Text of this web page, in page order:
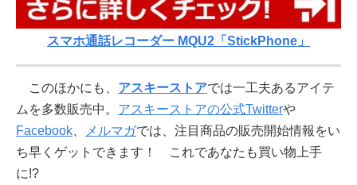
スマホ通話レコーダー MQU2「StickPhone」
このほかにも、 アスキーストアでは一工夫あるアイテ
ムを多数販売中。 アスキーストアの公式Twitterや
Facebook
メルマガでは、注目商品の販売開始情報をい
ち早くゲットできます！ これであなたも買い物上手
に!?